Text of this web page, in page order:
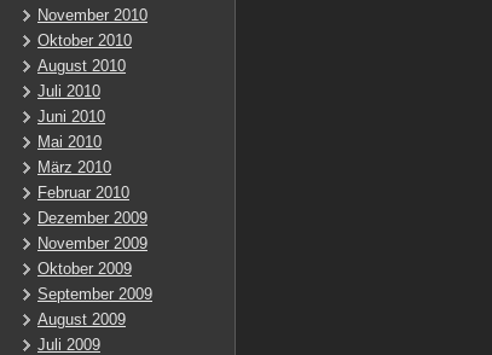
November 2010
Oktober 2010
August 2010
Juli 2010
Juni 2010
Mai 2010
März 2010
Februar 2010
Dezember 2009
November 2009
Oktober 2009
September 2009
August 2009
Juli 2009